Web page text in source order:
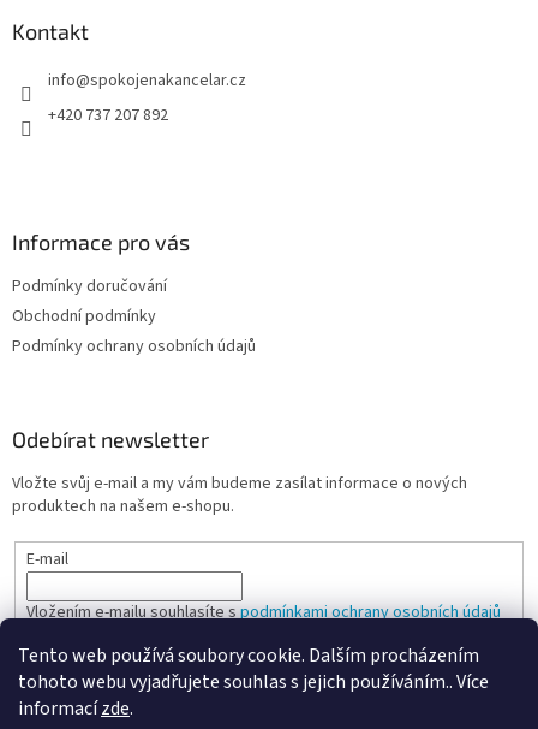
Tento web používá soubory cookie. Dalším procházením
tohoto webu vyjadřujete souhlas s jejich používáním.. Více
informacízde.
Kontakt
info@spokojenakancelar.cz
+420 737 207 892
Informace pro vás
Podmínky doručování
Obchodní podmínky
Podmínky ochrany osobních údajů
Odebírat newsletter
Vložte svůj e-mail a my vám budeme zasílat informace o nových
produktech na našem e-shopu.
E-mail
Vložením e-mailu souhlasíte spodmínkami ochrany osobních údajů
PŘIHLÁSIT SE